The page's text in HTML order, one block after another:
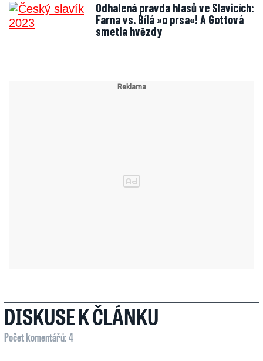
Odhalená pravda hlasů ve Slavicích:
Farna vs. Bílá »o prsa«! A Gottová
smetla hvězdy
DISKUSE K ČLÁNKU
Počet komentářů: 4